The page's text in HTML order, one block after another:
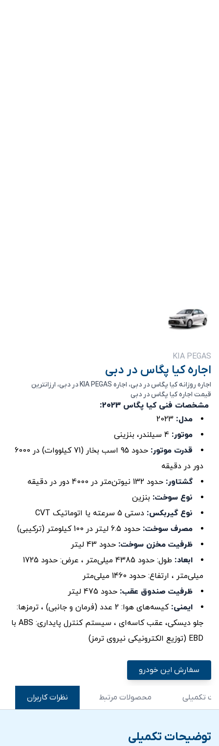
KIA PEGAS
اجاره کیا پگاس در دبی
اجاره روزانه کیا پگاس در دبی، اجاره KIA PEGAS در دبی، ارزانترین
قیمت اجاره کیا پگاس در دبی
مشخصات فنی کیا پگاس 2023:
مدل:
موتور:
قدرت موتور:
حدود 95 اسب بخار (71 کیلووات) در 6000
دور در دقیقه
گشتاور: حدود 132 نیوتن‌متر در 4000 دور در دقیقه
نوع سوخت: بنزین
نوع گیربکس: دستی 5 سرعته یا اتوماتیک CVT
مصرف سوخت: حدود 6.5 لیتر در 100 کیلومتر (ترکیبی)
ظرفیت مخزن سوخت: حدود 43 لیتر
ابعاد:
طول: حدود 4385 میلی‌متر ، عرض: حدود 1725
میلی‌متر ، ارتفاع: حدود 1460 میلی‌متر
ظرفیت صندوق عقب: حدود 475 لیتر
ایمنی:
کیسه‌های هوا: 2 عدد (فرمان و جانبی) ، ترمزها:
جلو دیسکی، عقب کاسه‌ای ، سیستم کنترل پایداری: ABS با
EBD (توزیع الکترونیکی نیروی ترمز)
سفارش این خودرو
تکمیلی محصولات مرتبط نظرات کاربران
توضیحات تکمیلی